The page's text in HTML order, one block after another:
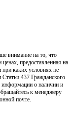
на то, что
предоставленная на
каких условиях не
437 Гражданского
информации о наличии и
к менеджеру
почте.